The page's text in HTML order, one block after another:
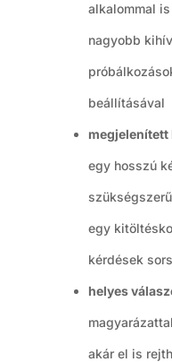
alkalommal
nagyobb
beállításával
megjelenített
egy hosszú
egy
kérdések
helyes
akár el is